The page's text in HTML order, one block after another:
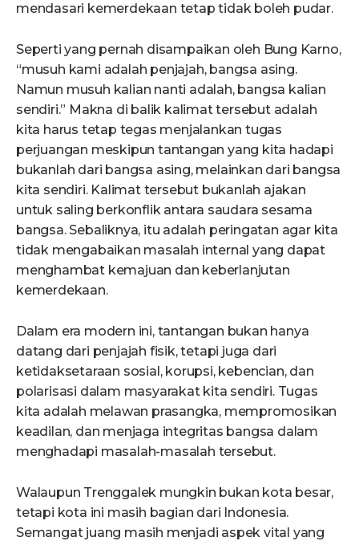
mendasari kemerdekaan tetap tidak boleh pudar.
Seperti yang pernah disampaikan oleh Bung Karno,
“musuh kami adalah penjajah, bangsa asing.
Namun musuh kalian nanti adalah, bangsa kalian
sendiri.” Makna di balik kalimat tersebut adalah
kita harus tetap tegas menjalankan tugas
perjuangan meskipun tantangan yang kita hadapi
bukanlah dari bangsa asing, melainkan dari bangsa
kita sendiri. Kalimat tersebut bukanlah ajakan
untuk saling berkonflik antara saudara sesama
bangsa. Sebaliknya, itu adalah peringatan agar kita
tidak mengabaikan masalah internal yang dapat
menghambat kemajuan dan keberlanjutan
kemerdekaan.
Dalam era modern ini, tantangan bukan hanya
datang dari penjajah fisik, tetapi juga dari
ketidaksetaraan sosial, korupsi, kebencian, dan
polarisasi dalam masyarakat kita sendiri. Tugas
kita adalah melawan prasangka, mempromosikan
keadilan, dan menjaga integritas bangsa dalam
menghadapi masalah-masalah tersebut.
Walaupun Trenggalek mungkin bukan kota besar,
tetapi kota ini masih bagian dari Indonesia.
Semangat juang masih menjadi aspek vital yang